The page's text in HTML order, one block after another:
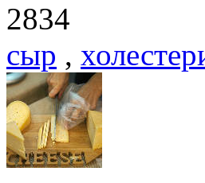
2834
сыр ,